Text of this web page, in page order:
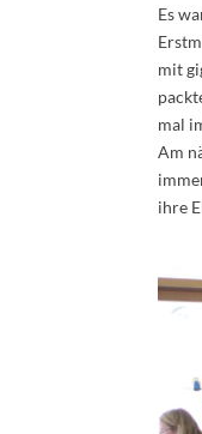
Es
mit
mal
Am
ihre